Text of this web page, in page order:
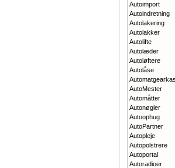
Autoimport
Autoindretning
Autolakering
Autolakker
Autolifte
Autolæder
Autoløftere
Autolåse
AutoMester
Automåtter
Autonøgler
Autoophug
AutoPartner
Autopleje
Autopolstrere
Autoportal
Autoradioer